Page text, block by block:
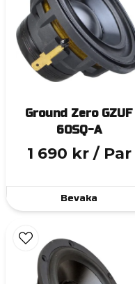
Ground Zero GZUF
60SQ-A
1 690 kr / Par
Bevaka